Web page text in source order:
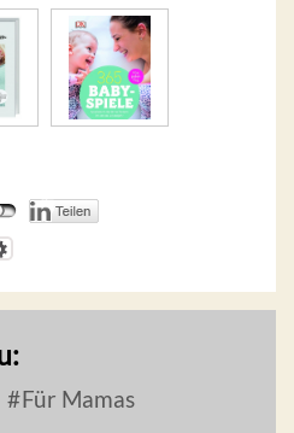
Für Mamas